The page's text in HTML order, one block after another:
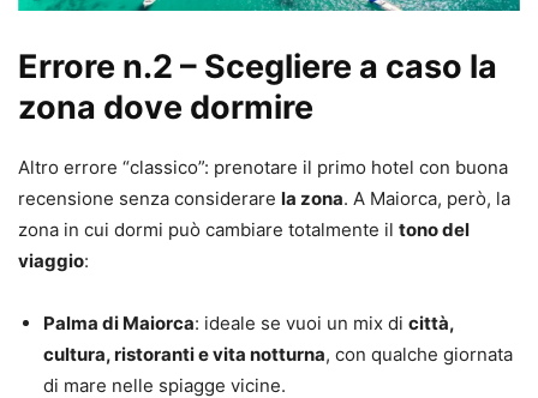
Errore n.2 – Scegliere a caso la
zona dove dormire
Altro errore “classico”: prenotare il primo hotel con buona
recensione senza considerare la zona. A Maiorca, però, la
zona in cui dormi può cambiare totalmente il tono del
viaggio:
Palma di Maiorca: ideale se vuoi un mix di città,
cultura, ristoranti e vita notturna, con qualche giornata
di mare nelle spiagge vicine.